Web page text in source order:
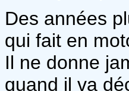
Des années
qui fait en
Il ne donne
quand il va